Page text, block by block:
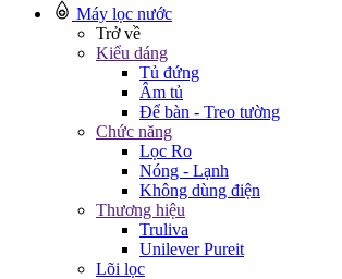
Máy lọc nước
Trở về
Kiểu dáng
Tủ đứng
Âm tủ
Để bàn - Treo tường
Chức năng
Lọc Ro
Nóng - Lạnh
Không dùng điện
Thương hiệu
Truliva
Unilever Pureit
Lõi lọc